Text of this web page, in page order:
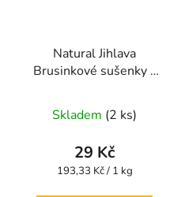
Natural Jihlava
Brusinkové sušenky s
150g
hodnocení
produktu
je
Skladem (2 ks)
29 Kč
Měrná
193,33 Kč / 1 kg